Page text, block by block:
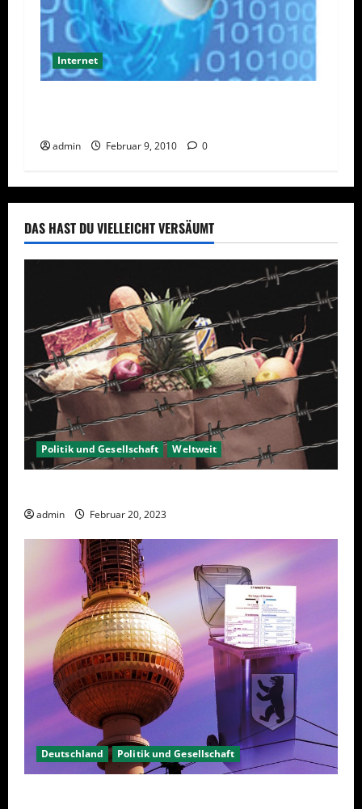
Internet
admin Februar 9, 2010 0
DAS HAST DU VIELLEICHT VERSÄUMT
Politik und Gesellschaft Weltweit
admin Februar 20, 2023
Deutschland Politik und Gesellschaft